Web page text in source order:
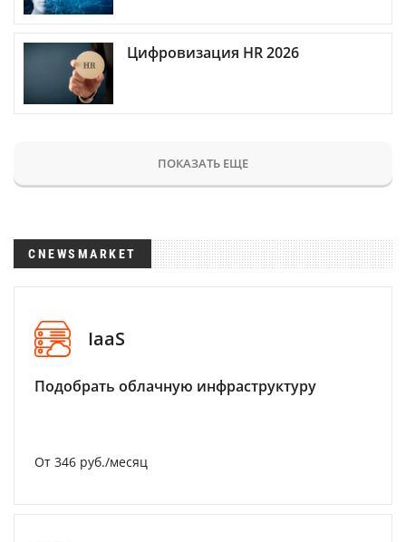
Цифровизация HR 2026
ПОКАЗАТЬ ЕЩЕ
CNEWSMARKET
IaaS
Подобрать облачную инфраструктуру
От 346 руб./месяц